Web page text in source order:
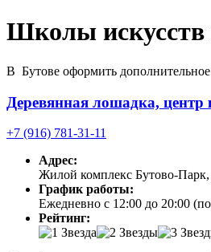
Школы искусств
В Бутове оформить
Деревянная лошадка, центр
+7 (916) 781-31-11
Адрес:
Жилой комплекс Бутово-Парк,
График работы:
Ежедневно с 12:00 до 20:00
Рейтинг: